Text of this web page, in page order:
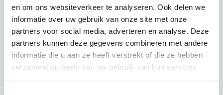
en om ons websiteverkeer te analyseren. Ook delen we
informatie over uw gebruik van onze site met onze
partners voor social media, adverteren en analyse. Deze
partners kunnen deze gegevens combineren met andere
informatie die u aan ze heeft verstrekt of die ze hebben
verzameld op basis van uw gebruik van hun services.
Toevoegen aan winkelwagen
Offerte of sample aanvragen